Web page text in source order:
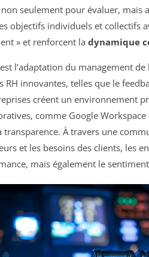
seulement pour évaluer, mais
objectifs individuels et collectifs
» et renforcent la dynamique
l’adaptation du management
RH innovantes, telles que le
créent un environnement
comme Google
transparence. À travers une
et les besoins des clients, les
mais également le